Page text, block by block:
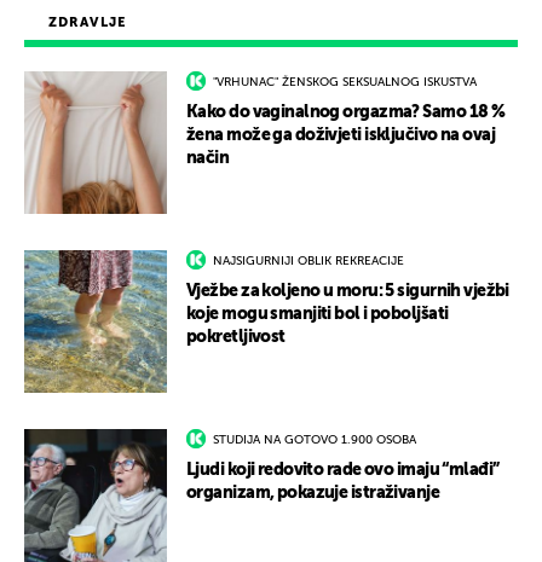
ZDRAVLJE
"VRHUNAC" ŽENSKOG SEKSUALNOG ISKUSTVA
Kako do vaginalnog orgazma? Samo 18 %
žena može ga doživjeti isključivo na ovaj
način
NAJSIGURNIJI OBLIK REKREACIJE
Vježbe za koljeno u moru: 5 sigurnih vježbi
koje mogu smanjiti bol i poboljšati
pokretljivost
STUDIJA NA GOTOVO 1.900 OSOBA
Ljudi koji redovito rade ovo imaju “mlađi”
organizam, pokazuje istraživanje